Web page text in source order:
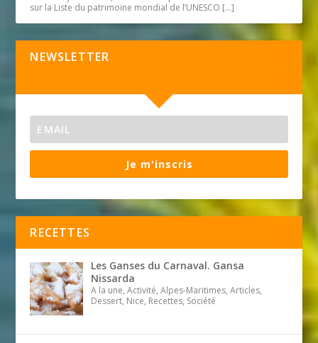
sur la Liste du patrimoine mondial de l’UNESCO […]
NEWSLETTER
Je m'inscris
RECETTES
Les Ganses du Carnaval. Gansa
Nissarda
A la une, Activité, Alpes-Maritimes, Articles,
Dessert, Nice, Recettes, Société